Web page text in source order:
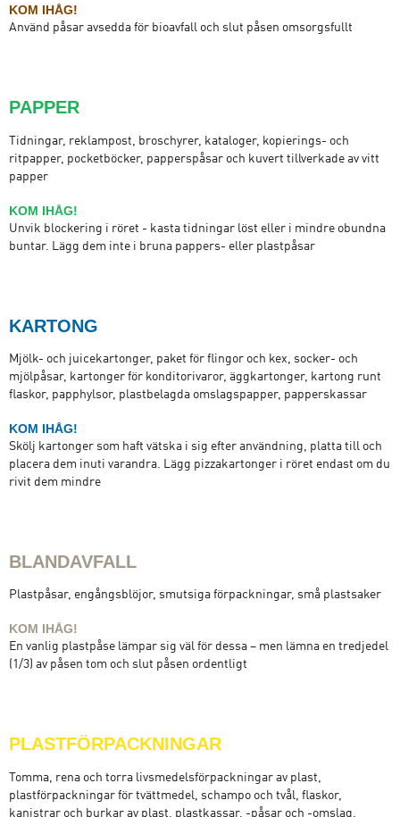
KOM IHÅG!
Använd påsar avsedda för bioavfall och slut påsen omsorgsfullt
PAPPER
Tidningar, reklampost, broschyrer, kataloger, kopierings- och
ritpapper, pocketböcker, papperspåsar och kuvert tillverkade av vitt
papper
KOM IHÅG!
Unvik blockering i röret - kasta tidningar löst eller i mindre obundna
buntar. Lägg dem inte i bruna pappers- eller plastpåsar
KARTONG
Mjölk- och juicekartonger, paket för flingor och kex, socker- och
mjölpåsar, kartonger för konditorivaror, äggkartonger, kartong runt
flaskor, papphylsor, plastbelagda omslagspapper, papperskassar
KOM IHÅG!
Skölj kartonger som haft vätska i sig efter användning, platta till och
placera dem inuti varandra. Lägg pizzakartonger i röret endast om du
rivit dem mindre
BLANDAVFALL
Plastpåsar, engångsblöjor, smutsiga förpackningar, små plastsaker
KOM IHÅG!
En vanlig plastpåse lämpar sig väl för dessa – men lämna en tredjedel
(1/3) av påsen tom och slut påsen ordentligt
PLASTFÖRPACKNINGAR
Tomma, rena och torra livsmedelsförpackningar av plast,
plastförpackningar för tvättmedel, schampo och tvål, flaskor,
kanistrar och burkar av plast, plastkassar, -påsar och -omslag.